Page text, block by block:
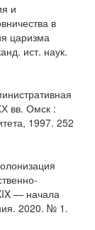
и
в
царизма
ист. наук.
вв. Омск :
1997. 252
— начала
2020. № 1.